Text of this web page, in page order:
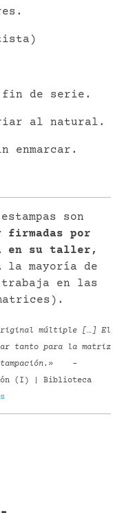
fin de serie.
al natural.
enmarcar.
son
firmadas por
en su taller,
la mayoría de
en las
múltiple […] El
tanto para la matriz
–
(I) | Biblioteca